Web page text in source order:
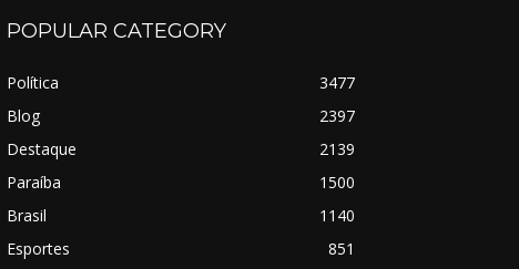
POPULAR CATEGORY
Política
3477
Blog
2397
Destaque
2139
Paraíba
1500
Brasil
1140
Esportes
851